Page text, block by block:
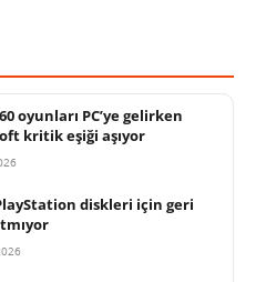
oyunları PC’ye gelirken
kritik eşiği aşıyor
diskleri için geri